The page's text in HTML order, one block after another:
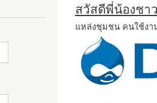
สวัสดีพี่น้องชา
แหล่งชุมชน คนใช้งา